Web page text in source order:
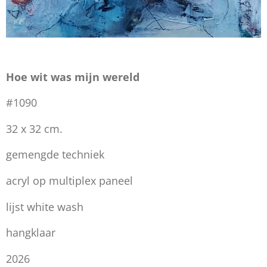
Hoe wit was mijn wereld
#1090
32 x 32 cm.
gemengde techniek
acryl op multiplex paneel
lijst white wash
hangklaar
2026